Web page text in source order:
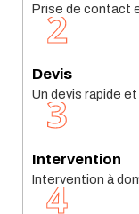
Prise de contact
2
Devis
Un devis rapide
3
Intervention
Intervention à
4